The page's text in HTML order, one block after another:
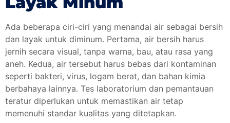
Ada beberapa ciri-ciri yang menandai air sebagai bersih
dan layak untuk diminum. Pertama, air bersih harus
jernih secara visual, tanpa warna, bau, atau rasa yang
aneh. Kedua, air tersebut harus bebas dari kontaminan
seperti bakteri, virus, logam berat, dan bahan kimia
berbahaya lainnya. Tes laboratorium dan pemantauan
teratur diperlukan untuk memastikan air tetap
memenuhi standar kualitas yang ditetapkan.